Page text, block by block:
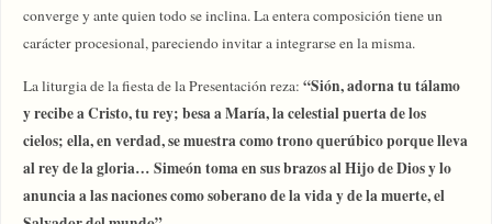
converge y ante quien todo se inclina. La entera composición tiene un
carácter procesional, pareciendo invitar a integrarse en la misma.
La liturgia de la fiesta de la Presentación reza:“Sión, adorna tu tálamo
y recibe a Cristo, tu rey; besa a María, la celestial puerta de los
cielos; ella, en verdad, se muestra como trono querúbico porque lleva
al rey de la gloria… Simeón toma en sus brazos al Hijo de Dios y lo
anuncia a las naciones como soberano de la vida y de la muerte, el